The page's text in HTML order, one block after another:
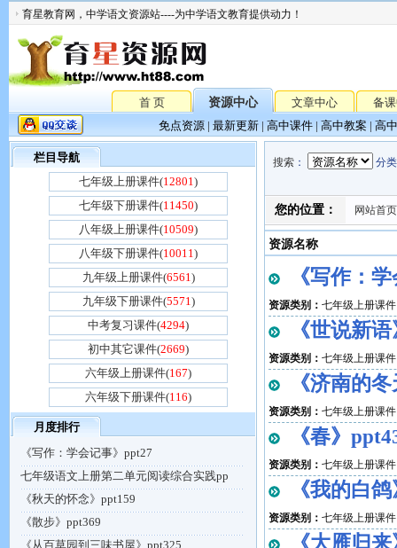
育星教育网，中学语文资源站----为中学语文教育提供动力！
首 页 资源中心 文章中心
备
免点资源| 最新更新| 高中课件| 高中教案| 高
栏目导航
七年级上册课件(12801)
七年级下册课件(11450)
八年级上册课件(10509)
八年级下册课件(10011)
九年级上册课件(6561)
九年级下册课件(5571)
中考复习课件(4294)
初中其它课件(2669)
六年级上册课件(167)
六年级下册课件(116)
月度排行
《写作：学会记事》ppt27
七年级语文上册第二单元阅读综合实践pp
《秋天的怀念》ppt159
《散步》ppt369
《从百草园到三味书屋》ppt325
搜索 ： 分
您的位置： 网站首页
资源名称
《写作：
资源类别： 七年级上册课件
《世说新
资源类别： 七年级上册课件
《济南的
资源类别： 七年级上册课件
《春》
资源类别： 七年级上册课件
《我的白
资源类别： 七年级上册课件
《大雁归